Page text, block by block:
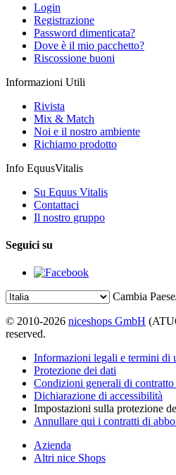
Login
Registrazione
Password dimenticata?
Dove è il mio pacchetto?
Riscossione buoni
Informazioni Utili
Rivista
Mix & Match
Noi e il nostro ambiente
Richiamo prodotto
Info EquusVitalis
Su Equus Vitalis
Contattaci
Il nostro gruppo
Seguici su
Cambia
© 2010-2026 niceshops GmbH
reserved.
Informazioni legali e termini di
Protezione dei dati
Condizioni generali di
Dichiarazione di accessibilità
Impostazioni sulla protezione
Annullare qui i contratti di
Azienda
Altri nice Shops